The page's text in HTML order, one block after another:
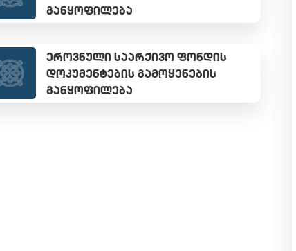
ᲒᲐᲜᲧᲝᲤᲘᲚᲔᲑᲐ
ᲔᲠᲝᲕᲜᲣᲚᲘ ᲡᲐᲐᲠᲥᲘᲕᲝ ᲤᲝᲜᲓᲘᲡ
ᲓᲝᲙᲣᲛᲔᲜᲢᲔᲑᲘᲡ ᲒᲐᲛᲝᲧᲔᲜᲔᲑᲘᲡ
ᲒᲐᲜᲧᲝᲤᲘᲚᲔᲑᲐ